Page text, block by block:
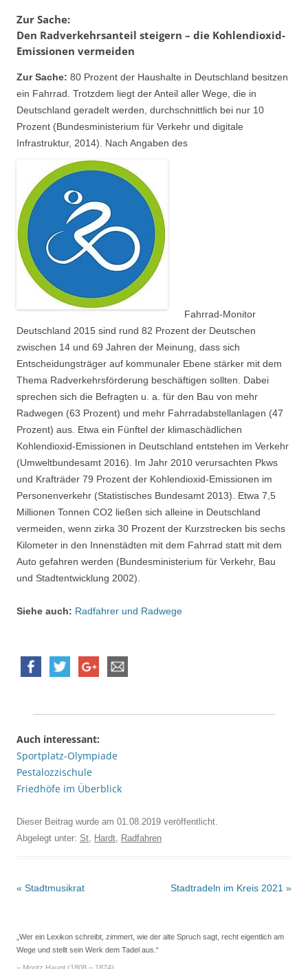
Zur Sache:
Den Radverkehrsanteil steigern – die Kohlendioxid-
Emissionen vermeiden
Zur Sache: 80 Prozent der Haushalte in Deutschland besitzen
ein Fahrrad. Trotzdem liegt der Anteil aller Wege, die in
Deutschland geradelt werden, durchschnittlich bei nur 10
Prozent (Bundesministerium für Verkehr und digitale
Infrastruktur, 2014). Nach Angaben des
Fahrrad-Monitor
Deutschland 2015 sind rund 82 Prozent der Deutschen
zwischen 14 und 69 Jahren der Meinung, dass sich
Entscheidungsträger auf kommunaler Ebene stärker mit dem
Thema Radverkehrsförderung beschäftigen sollten. Dabei
sprechen sich die Befragten u. a. für den Bau von mehr
Radwegen (63 Prozent) und mehr Fahrradabstellanlagen (47
Prozent) aus. Etwa ein Fünftel der klimaschädlichen
Kohlendioxid-Emissionen in Deutschland entstehen im Verkehr
(Umweltbundesamt 2016). Im Jahr 2010 verursachten Pkws
und Krafträder 79 Prozent der Kohlendioxid-Emissionen im
Personenverkehr (Statistisches Bundesamt 2013). Etwa 7,5
Millionen Tonnen CO2 ließen sich alleine in Deutschland
vermeiden, wenn zirka 30 Prozent der Kurzstrecken bis sechs
Kilometer in den Innenstädten mit dem Fahrrad statt mit dem
Auto gefahren werden (Bundesministerium für Verkehr, Bau
und Stadtentwicklung 2002).
Siehe auch: Radfahrer und Radwege
Auch interessant:
Sportplatz-Olympiade
Pestalozzischule
Friedhöfe im Überblick
Dieser Beitrag wurde am 01.08.2019 veröffentlicht.
Abgelegt unter: St, Hardt, Radfahren
Beitrags-
« Stadtmusikrat Stadtradeln im Kreis 2021 »
„Wer ein Lexikon schreibt, zimmert, wie der alte Spruch sagt, recht eigentlich am
Wege und stellt sein Werk dem Tadel aus.“